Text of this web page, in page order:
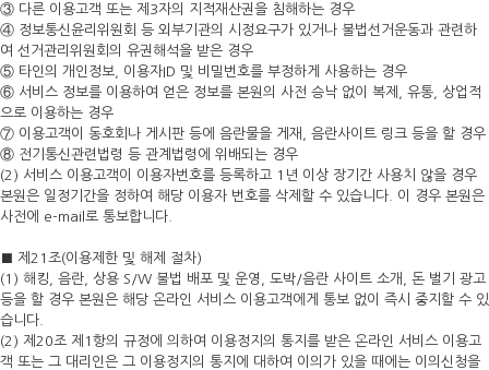
③ 다른 이용고객 또는 제3자의 지적재산권을 침해하는 경우
④ 정보통신윤리위원회 등 외부기관의 시정요구가 있거나 불법선거운동과 관련하
여 선거관리위원회의 유권해석을 받은 경우
⑤ 타인의 개인정보, 이용자ID 및 비밀번호를 부정하게 사용하는 경우
⑥ 서비스 정보를 이용하여 얻은 정보를 본원의 사전 승낙 없이 복제, 유통, 상업적
으로 이용하는 경우
⑦ 이용고객이 동호회나 게시판 등에 음란물을 게재, 음란사이트 링크 등을 할 경우
⑧ 전기통신관련법령 등 관계법령에 위배되는 경우
(2) 서비스 이용고객이 이용자번호를 등록하고 1년 이상 장기간 사용치 않을 경우
본원은 일정기간을 정하여 해당 이용자 번호를 삭제할 수 있습니다. 이 경우 본원은
사전에 e-mail로 통보합니다.
■ 제21조(이용제한 및 해제 절차)
(1) 해킹, 음란, 상용 S/W 불법 배포 및 운영, 도박/음란 사이트 소개, 돈 벌기 광고
등을 할 경우 본원은 해당 온라인 서비스 이용고객에게 통보 없이 즉시 중지할 수 있
습니다.
(2) 제20조 제1항의 규정에 의하여 이용정지의 통지를 받은 온라인 서비스 이용고
객 또는 그 대리인은 그 이용정지의 통지에 대하여 이의가 있을 때에는 이의신청을